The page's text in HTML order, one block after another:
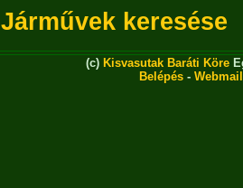
Járművek keresése
(c) Kisvasutak Baráti Köre
Belépés - Webmail